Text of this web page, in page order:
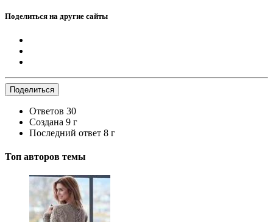
Поделиться на другие сайты
Поделиться
Ответов 30
Создана 9 г
Последний ответ 8 г
Топ авторов темы